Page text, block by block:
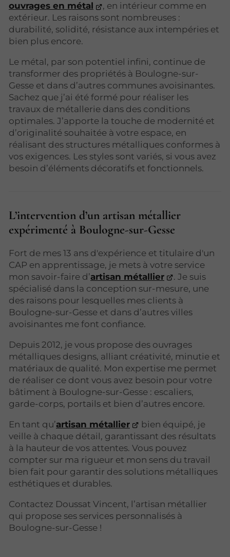
ouvrages en métal
, en intérieur comme en
extérieur. Les raisons sont nombreuses :
durabilité, solidité, résistance aux intempéries et
bien plus encore.
Le métal, par son potentiel infini, continue de
transformer des propriétés à Boulogne-sur-
Gesse et dans d’autres communes avoisinantes.
Sachez que j’ai été formé pour réaliser les
travaux de métallerie dans des conditions
optimales. J’apporte la touche de modernité et
d’originalité souhaitée à votre espace, en
réalisant des structures métalliques conformes à
vos exigences. Les styles sont variés, si vous avez
besoin d’éléments décoratifs et fonctionnels.
L’intervention d’un artisan métallier
expérimenté à Boulogne-sur-Gesse
Fort de mes 13 ans d'expérience et titulaire d'un
CAP en apprentissage, je mets à votre service
mon savoir-faire d’artisan métallier
. Je suis
spécialisé dans la conception sur-mesure, une
des raisons pour lesquelles mes clients à
Boulogne-sur-Gesse et dans d’autres villes
avoisinantes me font confiance.
Depuis 2012, je vous propose des ouvrages
métalliques designs, alliant créativité, minutie et
matériaux de qualité. Mon expertise me permet
de réaliser ce dont vous avez besoin pour votre
bâtiment à Boulogne-sur-Gesse : escaliers,
garde-corps, portails et bien d’autres encore.
En tant qu’artisan métallier
bien équipé, je
veille à chaque détail, garantissant des résultats
à la hauteur de vos attentes. Vous pouvez
compter sur ma rigueur et mon sens du travail
bien fait pour garantir des solutions métalliques
esthétiques et durables.
Contactez Doussat Vincent, l’artisan métallier
qui propose ses services personnalisés à
Boulogne-sur-Gesse !